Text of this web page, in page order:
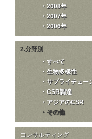
・2008年
・2007年
・2006年
2.分野別
・すべて
・生物多様性
・サプライチェー
・CSR調達
・アジアのCSR
・その他
コンサルティング